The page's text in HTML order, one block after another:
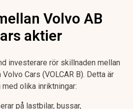
Volvo AB
aktier
investerare rör skillnaden mellan
Cars (VOLCAR B). Detta är
olika inriktningar:
på lastbilar, bussar,